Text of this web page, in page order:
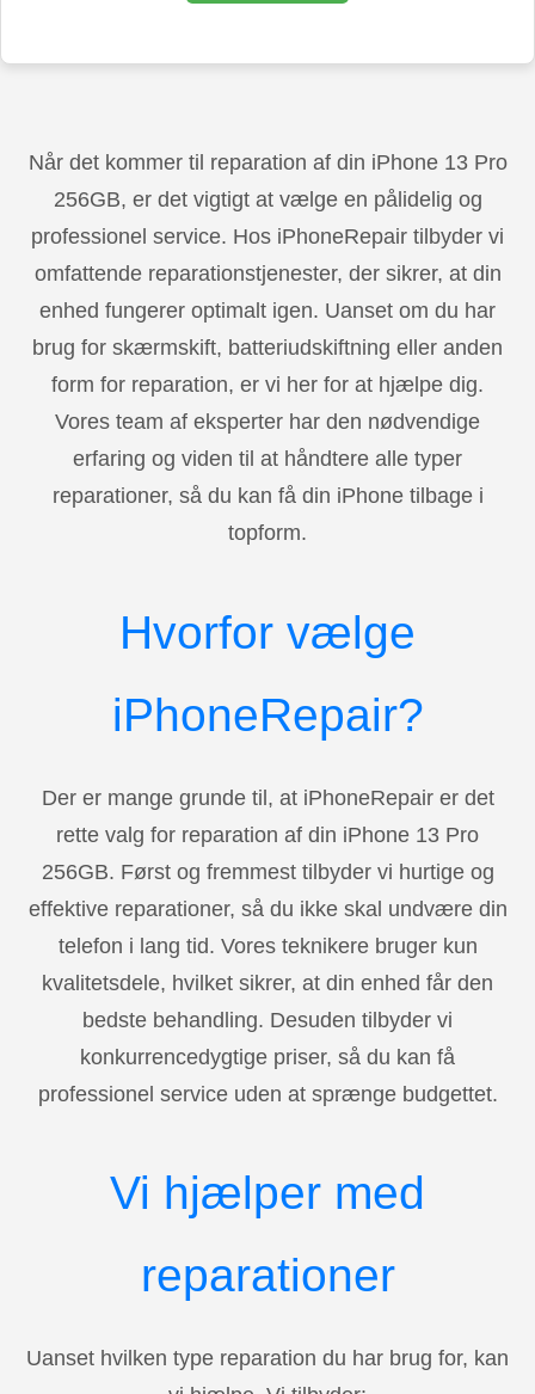
Når det kommer til reparation af din iPhone 13 Pro
256GB, er det vigtigt at vælge en pålidelig og
professionel service. Hos iPhoneRepair tilbyder vi
omfattende reparationstjenester, der sikrer, at din
enhed fungerer optimalt igen. Uanset om du har
brug for skærmskift, batteriudskiftning eller anden
form for reparation, er vi her for at hjælpe dig.
Vores team af eksperter har den nødvendige
erfaring og viden til at håndtere alle typer
reparationer, så du kan få din iPhone tilbage i
topform.
Hvorfor vælge
iPhoneRepair?
Der er mange grunde til, at iPhoneRepair er det
rette valg for reparation af din iPhone 13 Pro
256GB. Først og fremmest tilbyder vi hurtige og
effektive reparationer, så du ikke skal undvære din
telefon i lang tid. Vores teknikere bruger kun
kvalitetsdele, hvilket sikrer, at din enhed får den
bedste behandling. Desuden tilbyder vi
konkurrencedygtige priser, så du kan få
professionel service uden at sprænge budgettet.
Vi hjælper med
reparationer
Uanset hvilken type reparation du har brug for, kan